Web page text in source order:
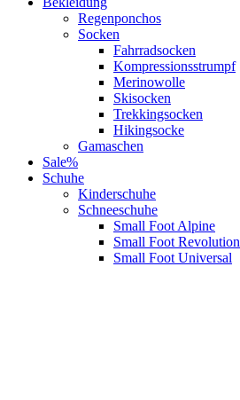
Regenponchos
Socken
Fahrradsocken
Kompressionsstrumpf
Merinowolle
Skisocken
Trekkingsocken
Hikingsocke
Gamaschen
Sale%
Schuhe
Kinderschuhe
Schneeschuhe
Small Foot Alpine
Small Foot Revolution
Small Foot Universal